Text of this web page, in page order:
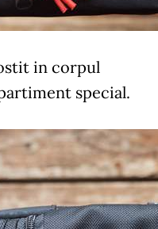
in corpul
special.